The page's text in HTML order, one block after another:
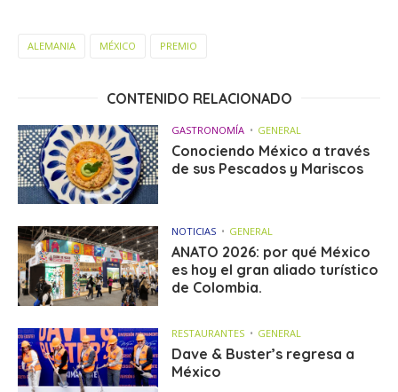
ALEMANIA MÉXICO PREMIO
CONTENIDO RELACIONADO
GASTRONOMÍA GENERAL
Conociendo México a través
de sus Pescados y Mariscos
NOTICIAS GENERAL
ANATO 2026: por qué México
es hoy el gran aliado turístico
de Colombia.
RESTAURANTES GENERAL
Dave & Buster’s regresa a
México